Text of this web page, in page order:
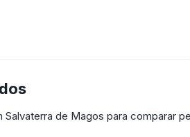
de Magos para comparar